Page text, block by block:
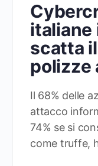
italiane
scatta
polizze
Il 68% delle
attacco
74% se si
come truffe,